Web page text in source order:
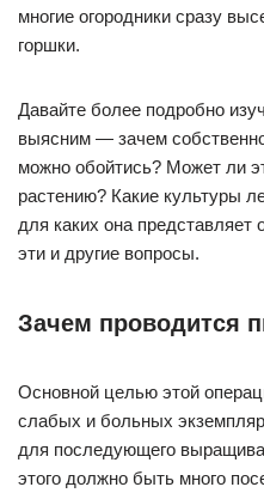
многие огородники сразу
горшки.
Давайте более подробно
выясним — зачем
можно обойтись? Может ли
растению? Какие культуры
для каких она
эти и другие вопросы.
Зачем проводится
Основной целью этой
слабых и больных
для последующего
этого должно быть много